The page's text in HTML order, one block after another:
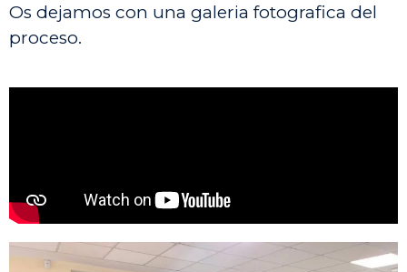
Os dejamos con una galeria fotografica del
proceso.